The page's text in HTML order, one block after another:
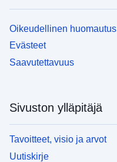
Oikeudellinen huomautus
Evästeet
Saavutettavuus
Sivuston ylläpitäjä
Tavoitteet, visio ja arvot
Uutiskirje